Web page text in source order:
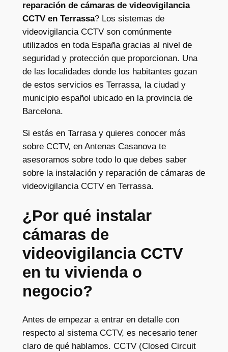
reparación de cámaras de videovigilancia
CCTV en Terrassa? Los sistemas de
videovigilancia CCTV son comúnmente
utilizados en toda España gracias al nivel de
seguridad y protección que proporcionan. Una
de las localidades donde los habitantes gozan
de estos servicios es Terrassa, la ciudad y
municipio español ubicado en la provincia de
Barcelona.
Si estás en Tarrasa y quieres conocer más
sobre CCTV, en Antenas Casanova te
asesoramos sobre todo lo que debes saber
sobre la instalación y reparación de cámaras de
videovigilancia CCTV en Terrassa.
¿Por qué instalar
cámaras de
videovigilancia CCTV
en tu vivienda o
negocio?
Antes de empezar a entrar en detalle con
respecto al sistema CCTV, es necesario tener
claro de qué hablamos. CCTV (Closed Circuit